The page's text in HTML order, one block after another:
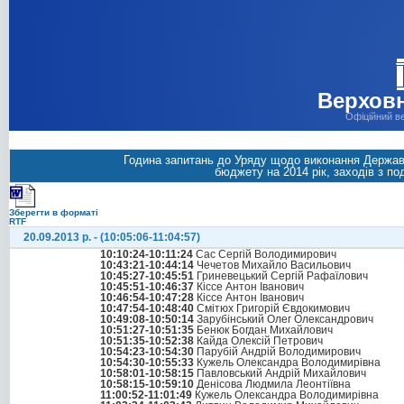
Офіційний
Година запитань до Уряду щодо виконання
бюджету на 2014 рік, заходів з
Зберегти в форматі
RTF
20.09.2013 р. - (10:05:06-11:04:57)
10:10:24-10:11:24 Сас Сергій Володимирович
10:43:21-10:44:14 Чечетов Михайло Васильович
10:45:27-10:45:51 Гриневецький Сергій Рафаїлович
10:45:51-10:46:37 Кіссе Антон Іванович
10:46:54-10:47:28 Кіссе Антон Іванович
10:47:54-10:48:40 Смітюх Григорій Євдокимович
10:49:08-10:50:14 Зарубінський Олег Олександрович
10:51:27-10:51:35 Бенюк Богдан Михайлович
10:51:35-10:52:38 Кайда Олексій Петрович
10:54:23-10:54:30 Парубій Андрій Володимирович
10:54:30-10:55:33 Кужель Олександра Володимирівна
10:58:01-10:58:15 Павловський Андрій Михайлович
10:58:15-10:59:10 Денісова Людмила Леонтіївна
11:00:52-11:01:49 Кужель Олександра Володимирівна